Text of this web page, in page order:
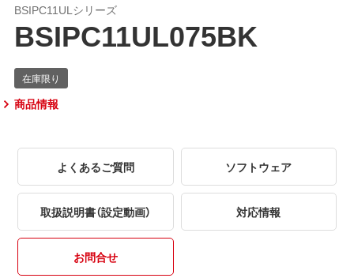
BSIPC11ULシリーズ
BSIPC11UL075BK
商品情報
よくあるご質問 ソフトウェア
取扱説明書（設定動画） 対応情報
お問合せ